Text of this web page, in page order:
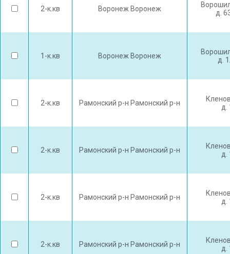
2-к.кв Воронеж Воронеж
д.
1-к.кв Воронеж Воронеж
д.
2-к.кв Рамонский р-н Рамонский р-н
д.
2-к.кв Рамонский р-н Рамонский р-н
д.
2-к.кв Рамонский р-н Рамонский р-н
д.
2-к.кв Рамонский р-н Рамонский р-н
д.